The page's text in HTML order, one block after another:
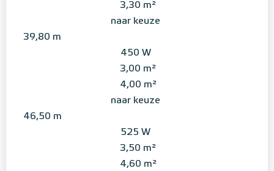
3,30 m²
naar keuze
39,80 m
450 W
3,00 m²
4,00 m²
naar keuze
46,50 m
525 W
3,50 m²
4,60 m²